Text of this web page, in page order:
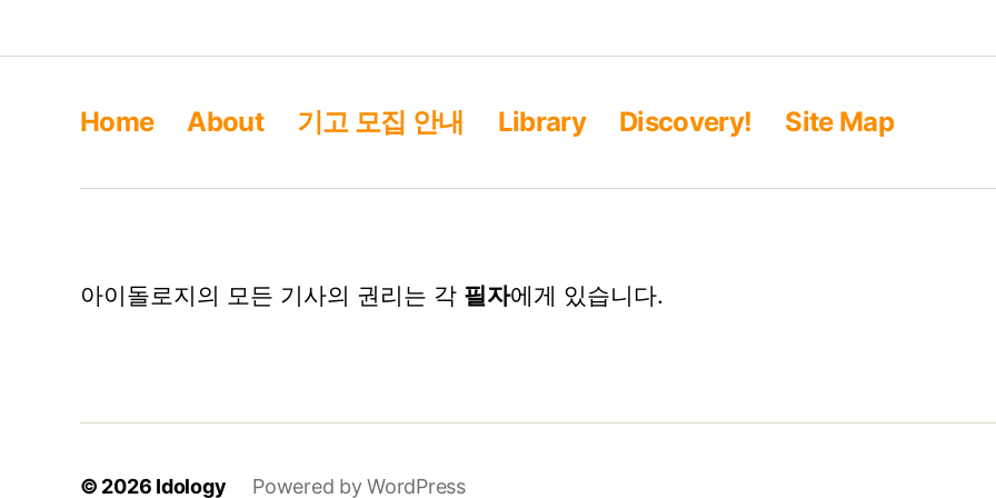
Home About 기고 모집 안내 Library Discovery! Site Map
아이돌로지의 모든 기사의 권리는 각 필자에게 있습니다.
© 2026 Idology Powered by WordPress